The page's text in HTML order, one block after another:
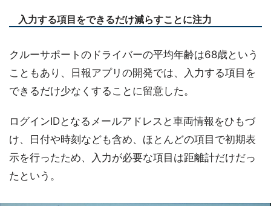
入力する項目をできるだけ減らすことに注力
クルーサポートのドライバーの平均年齢は68歳という
こともあり、日報アプリの開発では、入力する項目を
できるだけ少なくすることに留意した。
ログインIDとなるメールアドレスと車両情報をひもづ
け、日付や時刻なども含め、ほとんどの項目で初期表
示を行ったため、入力が必要な項目は距離計だけだっ
たという。